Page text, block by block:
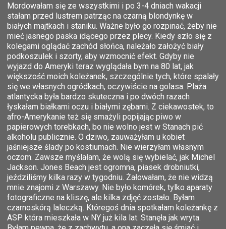
Mordowałam się ze wszystkimi i po 3-4 dniach wakacji
stałam przed lustrem patrząc na czarną blondynkę w
białych majtkach i staniku. Ważne było go rozpinać, żeby nie
mieć jasnego paska idącego przez plecy. Kiedy szło się z
kolegami oglądać zachód słońca, należało założyć biały
podkoszulek i szorty, aby wzmocnić efekt. Gdyby nie
wyjazd do Ameryki teraz wyglądała bym na 80 lat, jak
większość moich koleżanek, szczególnie tych, które spalały
się we własnych ogródkach, oczywiście na golasa. Plaża
atlantycka była bardzo skuteczna i po dwóch razach
łyskałam białkami oczu i białymi zębami. Z ciekawostek, to
afro-Amerykanie też się smażyli popijając piwo w
papierowych torebkach, bo nie wolno jest w Stanach pić
alkoholu publicznie. O dziwo, zauważyłam u kobiet
jaśniejsze ślady po kostiumach. Nie wierzyłam własnym
oczom. Zawsze myślałam, że wolą się wybielać, jak Michel
Jackson. Jones Beach jest ogromna, piasek drobniutki,
jeździliśmy kilka razy w tygodniu. Żałowałam, że nie widzą
mnie znajomi z Warszawy. Nie było komórek, tylko aparaty
fotograficzne na kliszę, ale kilka zdjęć zostało. Byłam
czarnoskórą laleczką. Któregoś dnia spotkałam koleżankę z
ASP która mieszkała w NY już kila lat. Stanęła jak wryta.